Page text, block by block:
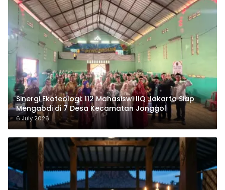
‎Sinergi Ekoteologi: 112 Mahasiswi IIQ Jakarta Siap
Mengabdi di 7 Desa Kecamatan Jonggol
6 July 2026